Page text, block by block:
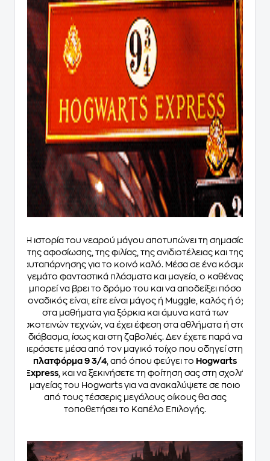
Η ιστορία του νεαρού μάγου αποτυπώνει τη σημασία
της αφοσίωσης, της φιλίας, της ανιδιοτέλειας και της
αυταπάρνησης για το κοινό καλό. Μέσα σε ένα κόσμο
γεμάτο φανταστικά πλάσματα και μαγεία, ο καθένας
μπορεί να βρει το δρόμο του και να αποδείξει πόσο
μοναδικός είναι, είτε είναι μάγος ή Muggle, καλός ή όχι
στα μαθήματα για ξόρκια και άμυνα κατά των
σκοτεινών τεχνών, να έχει έφεση στα αθλήματα ή στο
διάβασμα, ίσως και στη ζαβολιές. Δεν έχετε παρά να
περάσετε μέσα από τον μαγικό τοίχο που οδηγεί στην
πλατφόρμα 9 3/4 , από όπου φεύγει το Hogwarts
Express, και να ξεκινήσετε τη φοίτηση σας στη σχολή
μαγείας του Hogwarts για να ανακαλύψετε σε ποιο
από τους τέσσερις μεγάλους οίκους θα σας
τοποθετήσει το Καπέλο Επιλογής.